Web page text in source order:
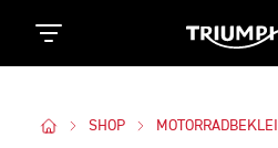
SHOP